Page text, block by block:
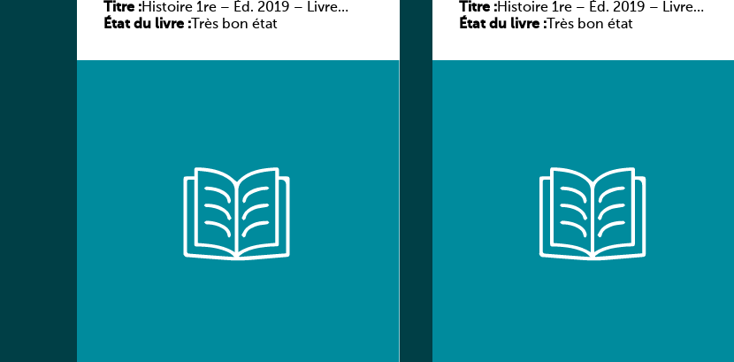
Titre :Histoire 1re – Éd. 2019 – Livre
élève
État du livre : Très bon état
Titre :Histoire 1re – Éd. 2019 – Livre
élève
État du livre : Très bon état